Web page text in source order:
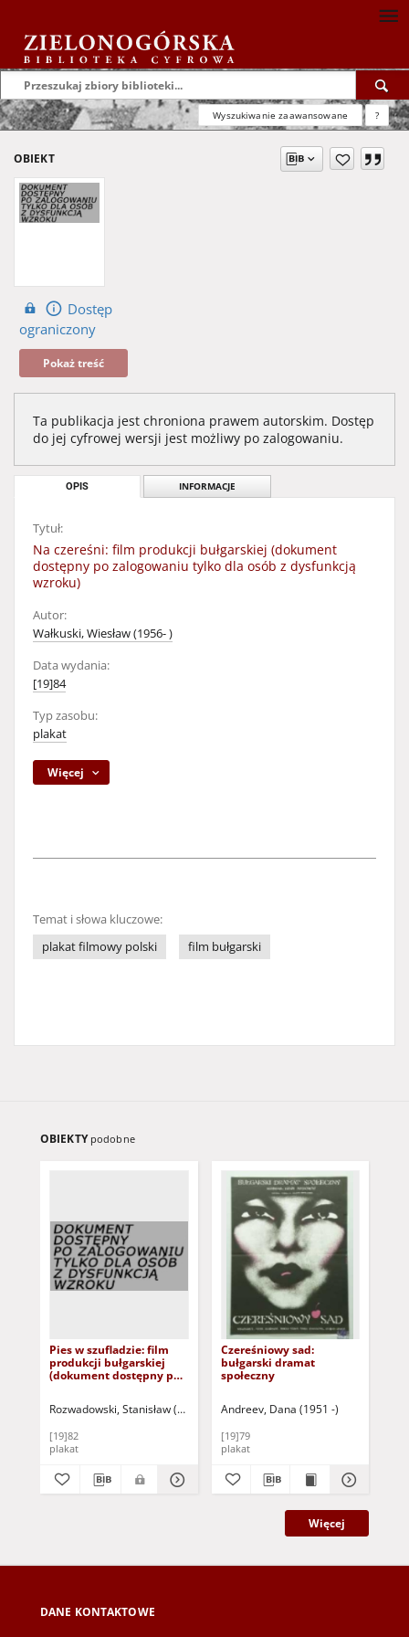
Wyszukiwanie zaawansowane ?
OBIEKT
Dostęp
ograniczony
Pokaż treść
Ta publikacja jest chroniona prawem autorskim. Dostęp
do jej cyfrowej wersji jest możliwy po zalogowaniu.
OPIS INFORMACJE
Tytuł:
Na czereśni: film produkcji bułgarskiej (dokument
dostępny po zalogowaniu tylko dla osób z dysfunkcją
wzroku)
Autor:
Wałkuski, Wiesław (1956- )
Data wydania:
[19]84
Typ zasobu:
plakat
Więcej
Temat i słowa kluczowe:
plakat filmowy polski
film bułgarski
OBIEKTY podobne
Pies w szufladzie: film
produkcji bułgarskiej
(dokument dostępny po
wzroku)
Rozwadowski, Stanisław (1923-1996)
[19]82
plakat
Czereśniowy sad:
bułgarski dramat
społeczny
Andreev, Dana (1951 -)
[19]79
plakat
Więcej
DANE KONTAKTOWE